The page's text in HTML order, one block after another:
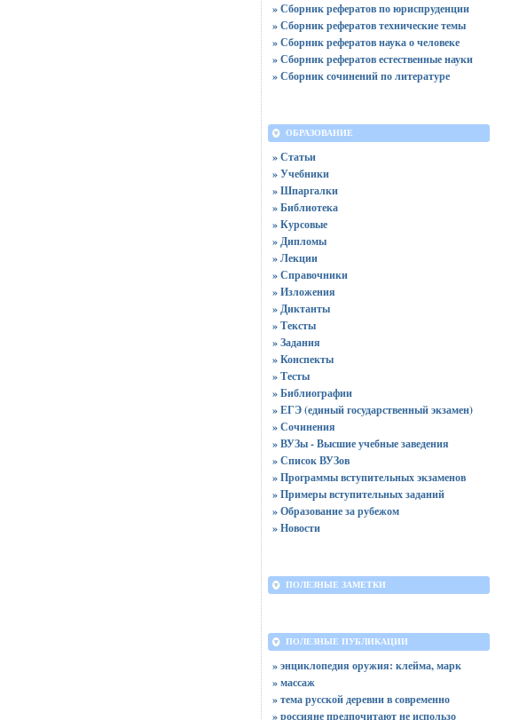
» Сборник рефератов по юриспруденции
» Сборник рефератов технические темы
» Сборник рефератов наука о человеке
» Сборник рефератов естественные науки
» Сборник сочинений по литературе
ОБРАЗОВАНИЕ
» Статьи
» Учебники
» Шпаргалки
» Библиотека
» Курсовые
» Дипломы
» Лекции
» Справочники
» Изложения
» Диктанты
» Тексты
» Задания
» Конспекты
» Тесты
» Библиографии
» ЕГЭ (единый государственный экзамен)
» Сочинения
» ВУЗы - Высшие учебные заведения
» Список ВУЗов
» Программы вступительных экзаменов
» Примеры вступительных заданий
» Образование за рубежом
» Новости
ПОЛЕЗНЫЕ ЗАМЕТКИ
ПОЛЕЗНЫЕ ПУБЛИКАЦИИ
» энциклопедия оружия: клейма, марк
» массаж
» тема русской деревни в современно
» россияне предпочитают не использо